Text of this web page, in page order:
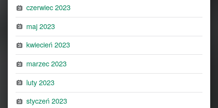
czerwiec 2023
maj 2023
kwiecień 2023
marzec 2023
luty 2023
styczeń 2023